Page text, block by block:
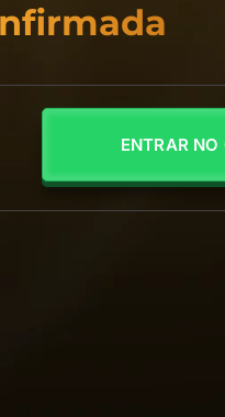
ENTRAR